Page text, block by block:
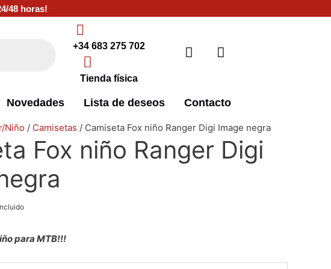
48 horas!
+34 683 275 702
Tienda física
Novedades Lista de deseos Contacto
Niño / Camisetas / Camiseta Fox niño Ranger Digi Image negra
Fox niño Ranger Digi
para MTB!!!
Este
producto
tiene
Este
producto
tiene
Este
producto
tiene
Este
producto
tiene